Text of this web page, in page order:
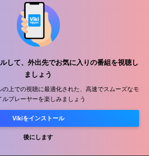
して、外出先でお気に入りの番組を視聴し
ましょう
の上での視聴に最適化された、高速でスムーズなモ
ルプレーヤーを楽しみましょう
Vikiをインストール
後にします